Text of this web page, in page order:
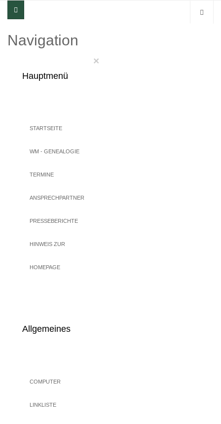
Navigation
×
Hauptmenü
STARTSEITE
WM - GENEALOGIE
TERMINE
ANSPRECHPARTNER
PRESSEBERICHTE
HINWEIS ZUR
HOMEPAGE
Allgemeines
COMPUTER
LINKLISTE